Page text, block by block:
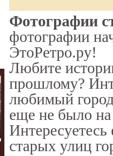
Фотографии
фотографии
ЭтоРетро.ру!
Любите
прошлому?
любимый
еще не было на
Интересуетесь
старых улиц